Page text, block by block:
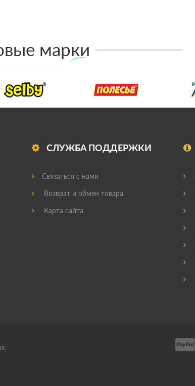
марки
СЛУЖБА ПОДДЕРЖКИ
Связаться с нами
Возврат и обмен товара
Карта сайта